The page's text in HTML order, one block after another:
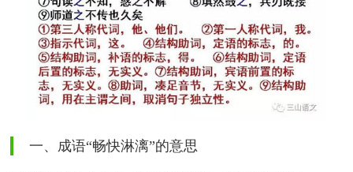
一、成语“畅快淋漓”的意思